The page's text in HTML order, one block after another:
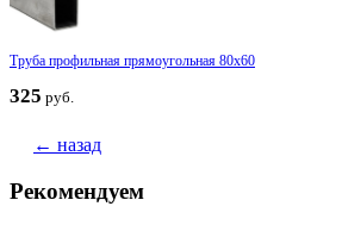
Труба профильная прямоугольная 80x60
325 руб.
← назад
Рекомендуем